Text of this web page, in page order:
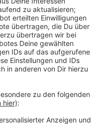
14:10